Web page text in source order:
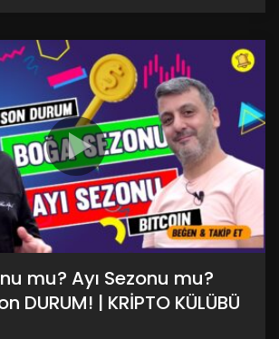
mu? Ayı Sezonu mu?
DURUM! | KRİPTO KÜLÜBÜ